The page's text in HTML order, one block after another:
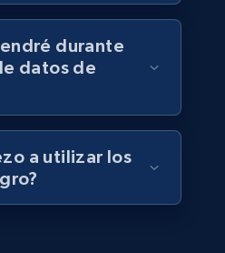
Currency, Initial
percent, and more.
durante
datos de
a utilizar los